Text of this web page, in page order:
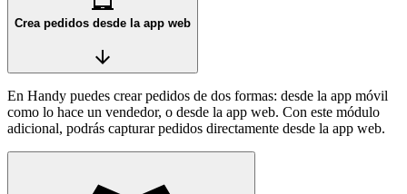
Crea pedidos desde la app web
arrow_downward
En Handy puedes crear pedidos de dos formas: desde la app móvil
como lo hace un vendedor, o desde la app web. Con este módulo
adicional, podrás capturar pedidos directamente desde la app web.